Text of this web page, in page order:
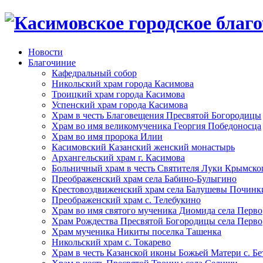
Новости
Благочиние
Кафедральный собор
Никольский храм города Касимова
Троицкий храм города Касимова
Успенский храм города Касимова
Храм в честь Благовещения Пресвятой Богородицы
Храм во имя великомученика Георгия Победоносца
Храм во имя пророка Илии
Касимовский Казанский женский монастырь
Архангельский храм г. Касимова
Больничный храм в честь Святителя Луки
Преображенский храм села Бабино-Булыгино
Крестовоздвиженский храм села Балушевы
Преображенский храм с. Телебукино
Храм во имя святого мученика Диомида села Перво
Храм Рождества Пресвятой Богородицы села Перво
Храм мученика Никиты поселка Ташенка
Никольский храм с. Токарево
Храм в честь Казанской иконы Божьей Матери с.